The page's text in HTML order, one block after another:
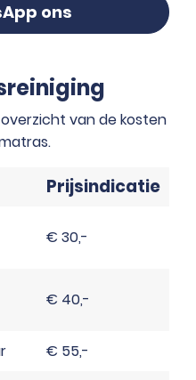
ons
van de kosten
Prijsindicatie
€ 30,-
€ 40,-
€ 55,-